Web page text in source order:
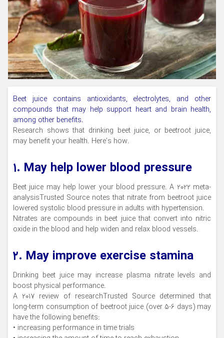
Beet juice contains antioxidants, electrolytes, and other
compounds that may help support heart and brain health,
among other benefits.
Research shows that drinking beet juice, or beetroot juice,
may benefit your health. Here’s how.
۱. May help lower blood pressure
Beet juice may help lower your blood pressure. A 2022 meta-
analysisTrusted Source notes that nitrate from beetroot juice
lowered systolic blood pressure in adults with hypertension.
Nitrates are compounds in beet juice that convert into nitric
oxide in the blood and help widen and relax blood vessels.
۲. May improve exercise stamina
Drinking beet juice may increase plasma nitrate levels and
boost physical performance.
A 2017 review of researchTrusted Source determined that
long-term consumption of beetroot juice (over 5-6 days) may
have the following benefits:
• increasing performance in time trials